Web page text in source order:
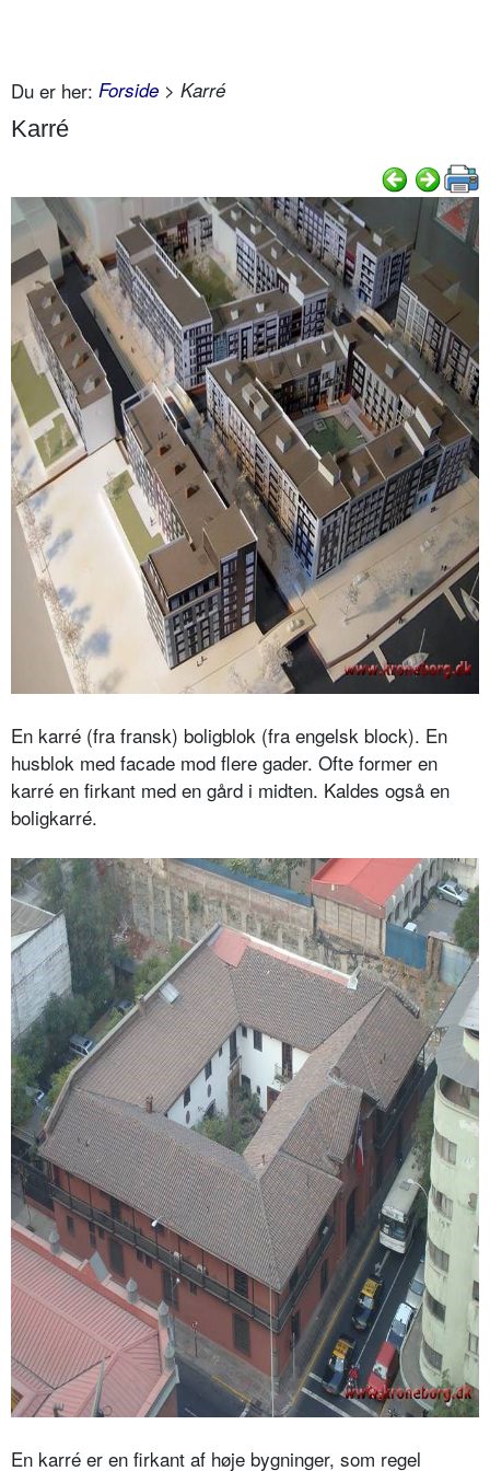
Du er her: Forside > Karré
Karré
En karré (fra fransk) boligblok (fra engelsk block). En
husblok med facade mod flere gader. Ofte former en
karré en firkant med en gård i midten. Kaldes også en
boligkarré.
En karré er en firkant af høje bygninger, som regel